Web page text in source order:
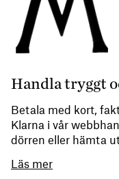
Handla tryggt
Betala med kort,
Klarna i vår
dörren eller hämta
Läs mer